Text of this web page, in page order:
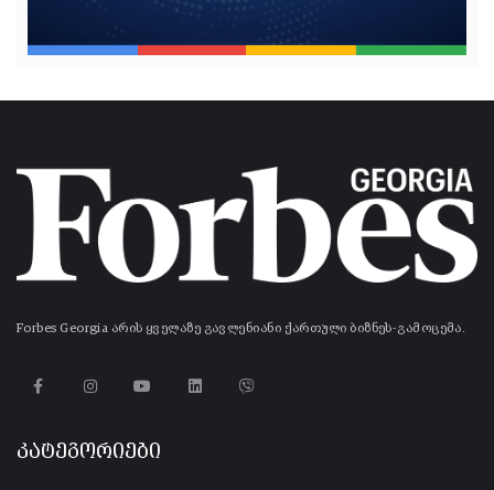
Forbes Georgia არის ყველაზე გავლენიანი ქართული ბიზნეს-გამოცემა.
კატეგორიები